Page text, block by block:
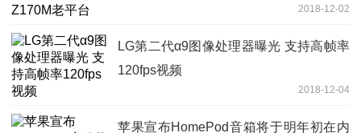
2018-12-02
LG第二代α9图像处理器曝光 支持高帧率
120fps视频
2018-12-04
苹果宣布HomePod音箱将于明年初在内